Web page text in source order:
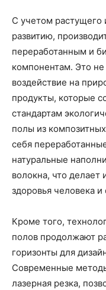
С учетом растущего
развитию,
переработанным и
компонентам. Это
воздействие на
продукты, которые
стандартам
полы из
себя
натуральные
волокна, что
здоровья человека
Кроме того,
полов продолжают
горизонты для
Современные
лазерная резка,